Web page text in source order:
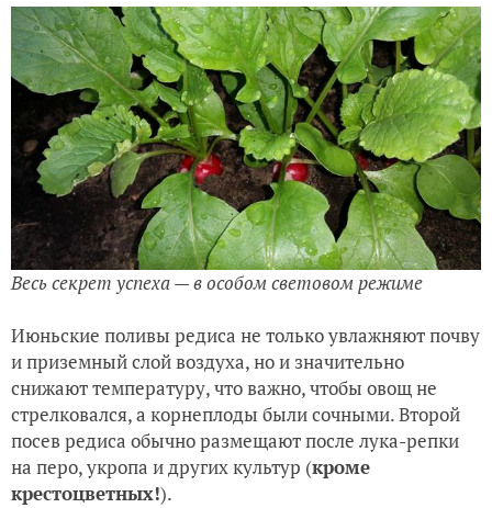
Весь секрет успеха — в особом световом режиме
Июньские поливы редиса не только увлажняют почву
и приземный слой воздуха, но и значительно
снижают температуру, что важно, чтобы овощ не
стрелковался, а корнеплоды были сочными. Второй
посев редиса обычно размещают после лука-репки
на перо, укропа и других культур (кроме
крестоцветных!).